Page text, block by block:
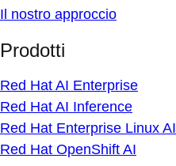
Il nostro approccio
Prodotti
Red Hat AI Enterprise
Red Hat AI Inference
Red Hat Enterprise Linux AI
Red Hat OpenShift AI